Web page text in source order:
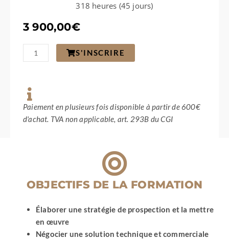
318 heures (45 jours)
3 900,00€
gestion
locative
et
syndic
S'INSCRIRE
Paiement en plusieurs fois disponible à partir de 600€
d'achat. TVA non applicable, art. 293B du CGI
OBJECTIFS DE LA FORMATION
Élaborer une stratégie de prospection et la mettre
en œuvre
Négocier une solution technique et commerciale